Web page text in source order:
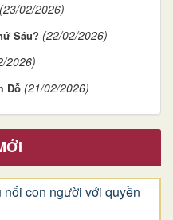
(23/02/2026)
Sáu? (22/02/2026)
2026)
Dỗ (21/02/2026)
con người với quyền